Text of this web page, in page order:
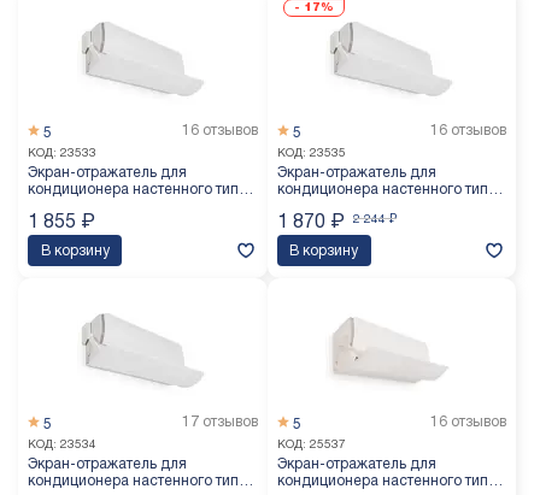
16 отзывов
5
КОД: 23533
Экран-отражатель для
кондиционера настенного типа
1 855 ₽
В корзину
- 17%
16 отзывов
5
КОД: 23535
Экран-отражатель для
кондиционера настенного типа
2 244 ₽
1 870 ₽
В корзину
17 отзывов
5
КОД: 23534
Экран-отражатель для
кондиционера настенного типа
16 отзывов
5
КОД: 25537
Экран-отражатель для
кондиционера настенного типа